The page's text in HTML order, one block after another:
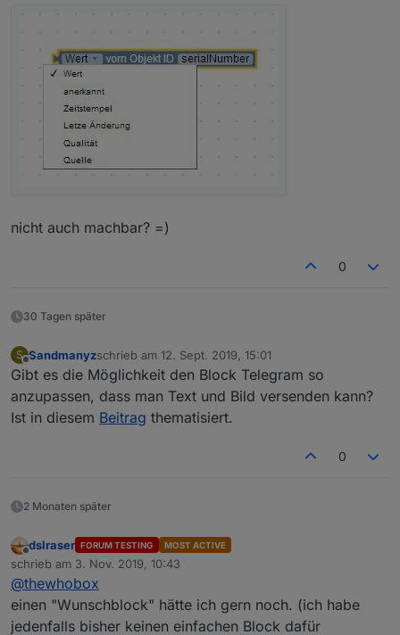
nicht auch machbar? =)
0
30 Tagen später
S
Offline
Sandmanyzschrieb am 12. Sept. 2019, 15:01
zuletzt editiert von
Gibt es die Möglichkeit den Block Telegram so
anzupassen, dass man Text und Bild versenden kann?
Ist in diesem Beitrag thematisiert.
0
2 Monaten später
Offline
dslraser FORUM TESTING MOST ACTIVE
schrieb am 3. Nov. 2019, 10:43
zuletzt editiert von
@thewhobox
einen "Wunschblock" hätte ich gern noch. (ich habe
jedenfalls bisher keinen einfachen Block dafür